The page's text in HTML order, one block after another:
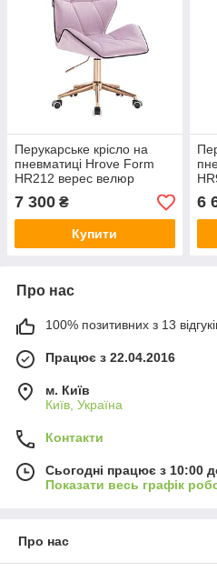
Перукарське крісло на
пневматиці Hrove Form
HR212 верес велюр
основа золото
7 300 ₴
Купити
6
Про нас
100% позитивних з 13
Працює з 22.04.2016
м. Київ
Київ, Україна
Контакти
Сьогодні працює з 10:00
Показати весь графік
Про нас